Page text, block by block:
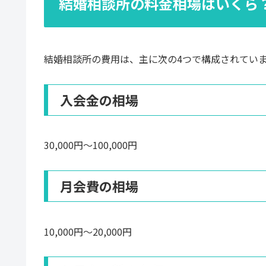
結婚相談所の費用は、主に次の4つで構成されていま
入会金の相場
30,000円〜100,000円
月会費の相場
10,000円〜20,000円